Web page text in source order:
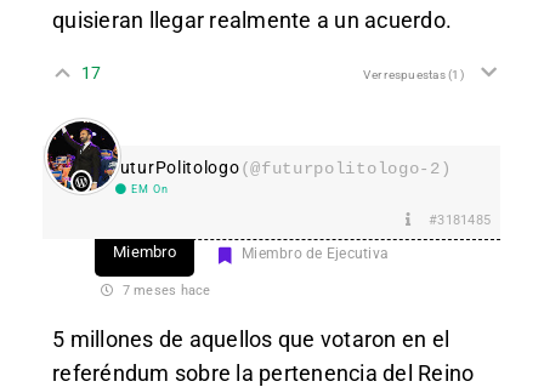
quisieran llegar realmente a un acuerdo.
17 Ver respuestas(1)
FuturPolitologo(@futurpolitologo-2)
EM On
#3181485
Miembro Miembro de Ejecutiva
7 meses hace
5 millones de aquellos que votaron en el
referéndum sobre la pertenencia del Reino